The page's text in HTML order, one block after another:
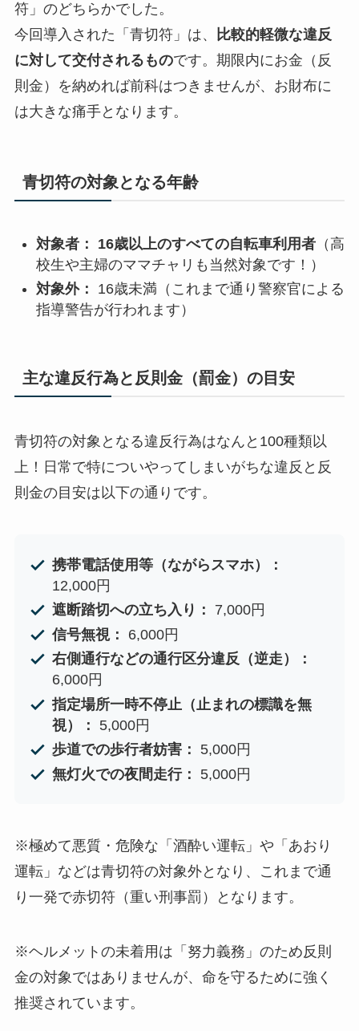
符」のどちらかでした。
今回導入された「青切符」は、
比較的軽微な違反
に対して交付されるものです。期限内にお金（反
則金）を納めれば前科はつきませんが、お財布に
は大きな痛手となります。
青切符の対象となる年齢
対象者： 16歳以上のすべての自転車利用者（高
校生や主婦のママチャリも当然対象です！）
対象外： 16歳未満（これまで通り警察官による
指導警告が行われます）
主な違反行為と反則金（罰金）の目安
青切符の対象となる違反行為はなんと100種類以
上！日常で特についやってしまいがちな違反と反
則金の目安は以下の通りです。
携帯電話使用等（ながらスマホ）：
12,000円
遮断踏切への立ち入り：
7,000円
信号無視：
6,000円
右側通行などの通行区分違反（逆走）：
6,000円
指定場所一時不停止（止まれの標識を無
視）：
5,000円
歩道での歩行者妨害：
5,000円
無灯火での夜間走行：
5,000円
※極めて悪質・危険な「酒酔い運転」や「あおり
運転」などは青切符の対象外となり、これまで通
り一発で赤切符（重い刑事罰）となります。
※ヘルメットの未着用は「努力義務」のため反則
金の対象ではありませんが、命を守るために強く
推奨されています。